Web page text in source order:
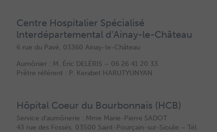
Centre Hospitalier Spécialisé
lnterdépartemental d’Ainay-le-Château
6 rue du Pavé, 03360 Ainay-le-Château
Aumônier : M. Éric DELÉRIS – 06 26 41 20 33
Prêtre référent : P. Kerabet HARUTYUNYAN
Hôpital Coeur du Bourbonnais (HCB)
Service d’aumônerie : Mme Marie-Pierre SADOT
43 rue des Fossés, 03500 Saint-Pourçain-sur-Sioule – Tél.